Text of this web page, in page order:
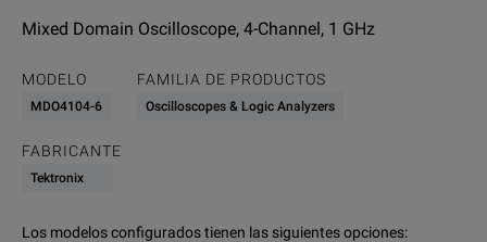
Mixed Domain Oscilloscope, 4-Channel, 1 GHz
MODELO
MDO4104-6
FAMILIA DE PRODUCTOS
Oscilloscopes & Logic Analyzers
FABRICANTE
Tektronix
Los modelos configurados tienen las siguientes opciones: